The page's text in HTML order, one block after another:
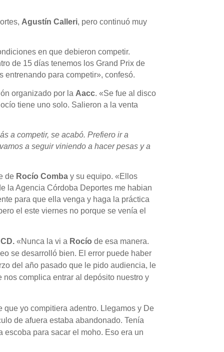
Agustín Calleri, pero continuó muy
en que debieron competir.
de 15 días tenemos los Grand Prix de
entrenando para competir», confesó.
organizado por la Aacc. «Se fue al disco
tiene uno solo. Salieron a la venta
a competir, se acabó. Prefiero ir a
a seguir viniendo a hacer pesas y a
de Rocío Comba y su equipo. «Ellos
la Agencia Córdoba Deportes me habian
para que ella venga y haga la práctica
el este viernes no porque se venía el
«Nunca la vi a Rocío de esa manera.
se desarrolló bien. El error puede haber
del año pasado que le pido audiencia, le
complica entrar al depósito nuestro y
yo compitiera adentro. Llegamos y De
de afuera estaba abandonado. Tenía
escoba para sacar el moho. Eso era un